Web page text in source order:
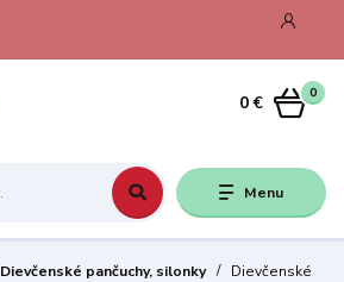
Menu
0
0 €
Dievčenské pančuchy, silonky
Dievčenské